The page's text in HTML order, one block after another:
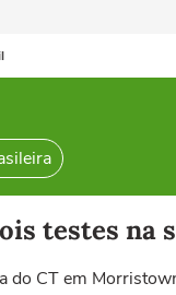
testes
do CT em